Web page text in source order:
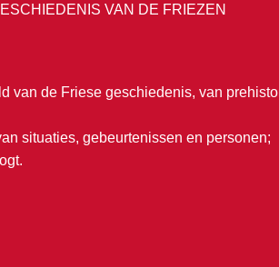
VAN DE FRIEZEN
van de Friese geschiedenis, van
situaties, gebeurtenissen en personen;